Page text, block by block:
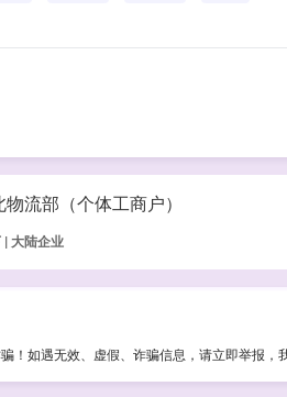
流部（个体工商户）
大陆企业
！如遇无效、虚假、诈骗信息，请立即举报，